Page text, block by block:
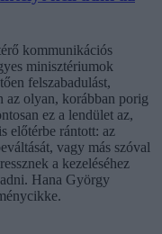
kommunikációs
minisztériumok
felszabadulást,
az olyan, korábban porig
ez a lendület az,
előtérbe rántott: az
vagy más szóval
a kezeléséhez
Hana György